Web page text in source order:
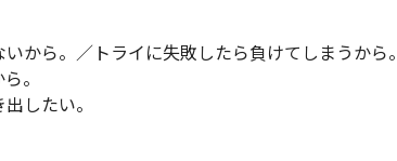
から。／トライに失敗したら負けてしまうから。
。
したい。